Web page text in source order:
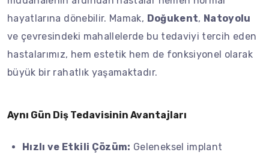
hayatlarına dönebilir. Mamak, Doğukent, Natoyolu
ve çevresindeki mahallelerde bu tedaviyi tercih eden
hastalarımız, hem estetik hem de fonksiyonel olarak
büyük bir rahatlık yaşamaktadır.
Aynı Gün Diş Tedavisinin Avantajları
Hızlı ve Etkili Çözüm: Geleneksel implant